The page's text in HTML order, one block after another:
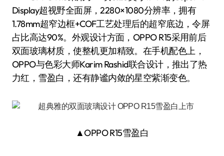
Display超视野全面屏，2280×1080分辨率，拥有
1.78mm超窄边框+COF工艺处理后的超窄底边，令屏
占比高达90%。外观设计方面，OPPO R15采用前后
双面玻璃材质，使整机更加精致。在手机配色上，
OPPO与色彩大师Karim Rashid联合设计，推出了热
力红，雪盈白，还有静谧内敛的星空紫渐变色。
▲OPPO R15雪盈白